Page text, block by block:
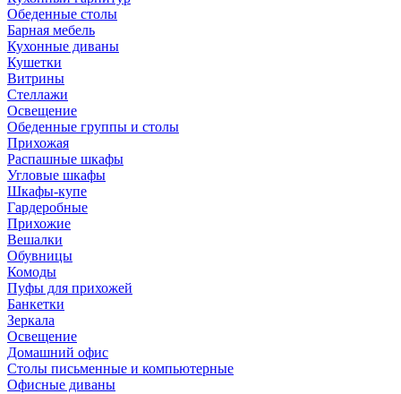
Обеденные столы
Барная мебель
Кухонные диваны
Кушетки
Витрины
Стеллажи
Освещение
Обеденные группы и столы
Прихожая
Распашные шкафы
Угловые шкафы
Шкафы-купе
Гардеробные
Прихожие
Вешалки
Обувницы
Комоды
Пуфы для прихожей
Банкетки
Зеркала
Освещение
Домашний офис
Столы письменные и компьютерные
Офисные диваны